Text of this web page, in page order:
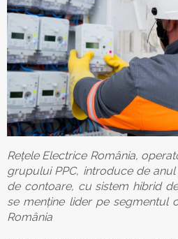
Rețele Electrice România, o
grupului PPC, introduce de
de contoare, cu sistem hibrid
se menține lider pe segmentul
România